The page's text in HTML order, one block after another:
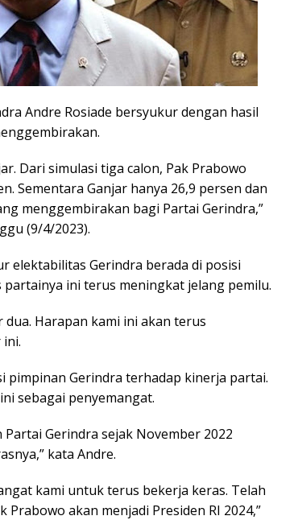
Andre Rosiade bersyukur dengan hasil
Dari simulasi tiga calon, Pak Prabowo
Sementara Ganjar hanya 26,9 persen dan
menggembirakan bagi Partai Gerindra,”
(9/4/2023).
elektabilitas Gerindra berada di posisi
ini terus meningkat jelang pemilu.
Harapan kami ini akan terus
pimpinan Gerindra terhadap kinerja partai.
sebagai penyemangat.
Gerindra sejak November 2022
kata Andre.
kami untuk terus bekerja keras. Telah
akan menjadi Presiden RI 2024,”